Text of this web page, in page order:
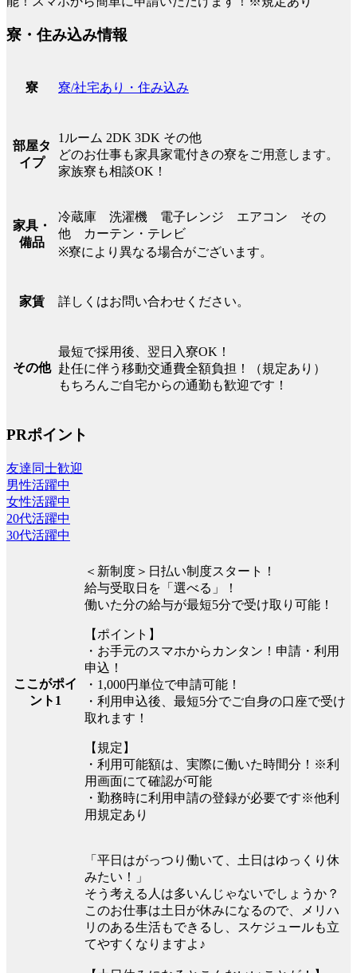
寮・住み込み情報
寮 寮/社宅あり・住み込み
部屋タ
イプ
1ルーム 2DK 3DK その他
どのお仕事も家具家電付きの寮をご用意します。
家族寮も相談OK！
家具・
備品
冷蔵庫 洗濯機 電子レンジ エアコン その
他 カーテン・テレビ
※寮により異なる場合がございます。
家賃 詳しくはお問い合わせください。
その他
最短で採用後、翌日入寮OK！
赴任に伴う移動交通費全額負担！（規定あり）
もちろんご自宅からの通勤も歓迎です！
PRポイント
友達同士歓迎
男性活躍中
女性活躍中
20代活躍中
30代活躍中
ここがポイ
ント1
＜新制度＞日払い制度スタート！
給与受取日を「選べる」！
働いた分の給与が最短5分で受け取り可能！
【ポイント】
・お手元のスマホからカンタン！申請・利用
申込！
・1,000円単位で申請可能！
・利用申込後、最短5分でご自身の口座で受け
取れます！
【規定】
・利用可能額は、実際に働いた時間分！※利
用画面にて確認が可能
・勤務時に利用申請の登録が必要です※他利
用規定あり
「平日はがっつり働いて、土日はゆっくり休
みたい！」
そう考える人は多いんじゃないでしょうか？
このお仕事は土日が休みになるので、メリハ
リのある生活もできるし、スケジュールも立
てやすくなりますよ♪